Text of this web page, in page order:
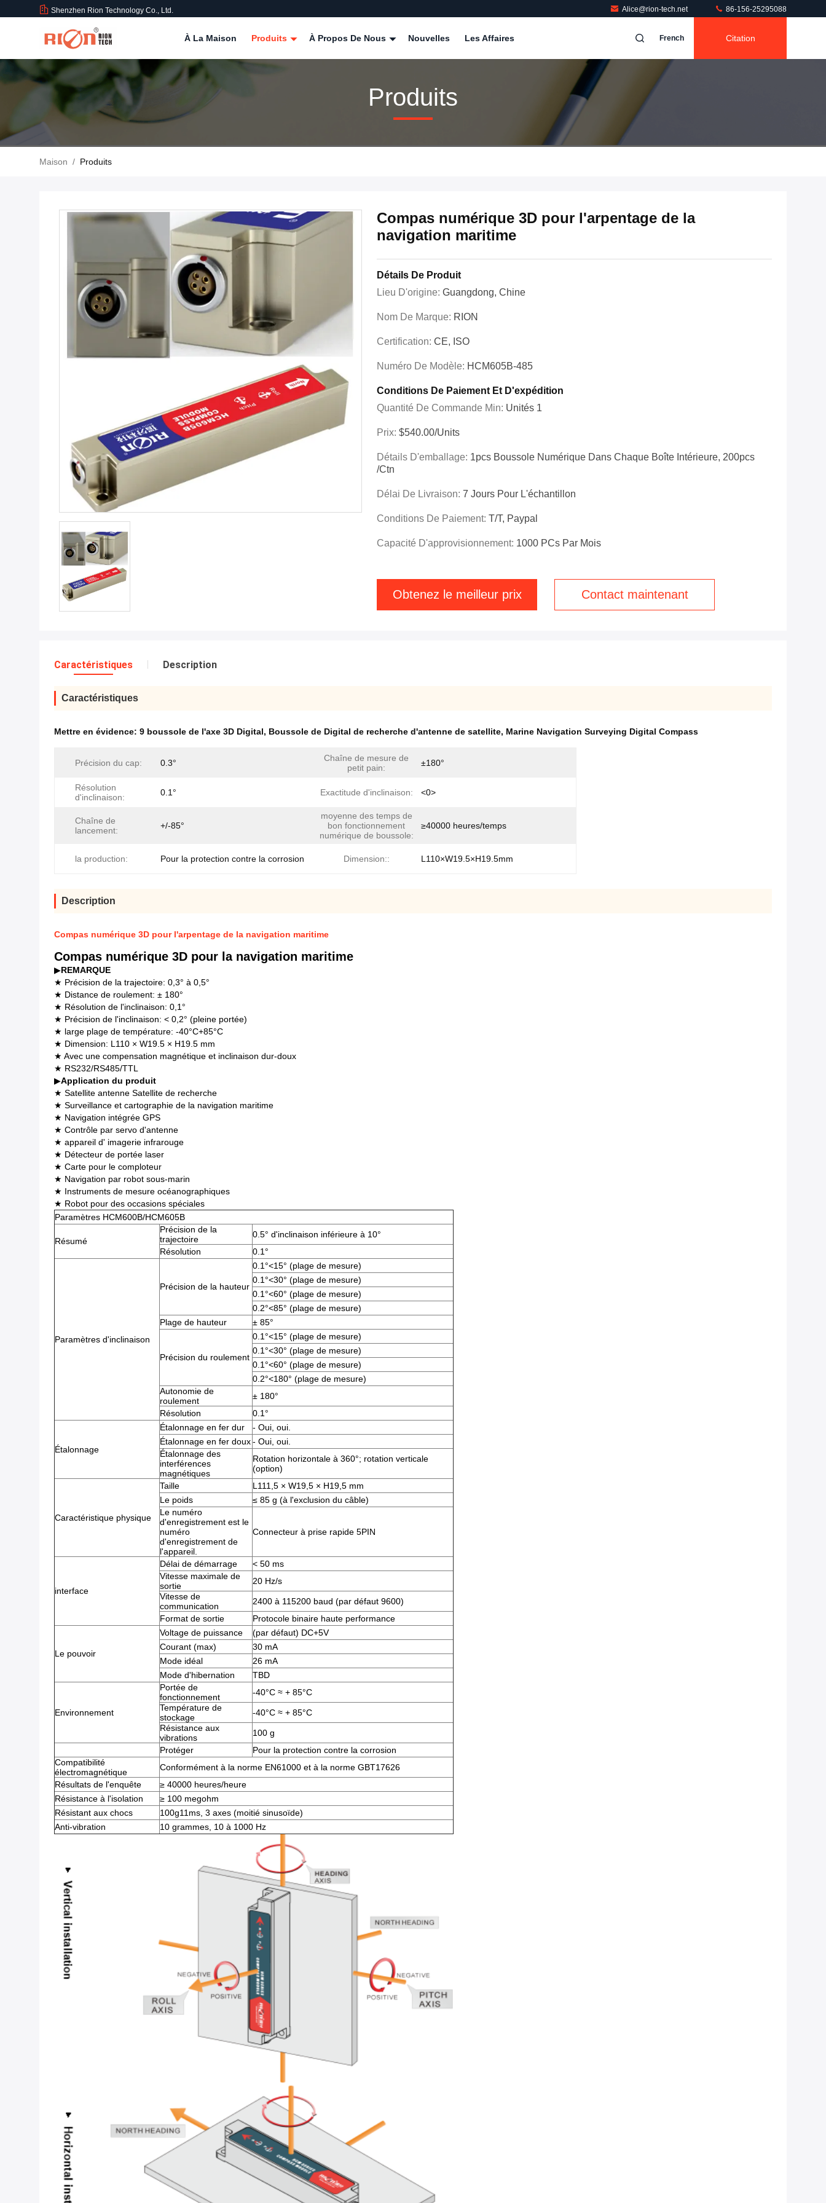
Shenzhen Rion Technology Co., Ltd. Alice@rion-tech.net 86-156-25295088
À La Maison Produits À Propos De Nous Nouvelles Les Affaires French Citation
Produits
Maison / Produits
Compas numérique 3D pour l'arpentage de la
navigation maritime
Détails De Produit
Lieu D'origine: Guangdong, Chine
Nom De Marque: RION
Certification: CE, ISO
Numéro De Modèle: HCM605B-485
Conditions De Paiement Et D'expédition
Quantité De Commande Min: Unités 1
Prix: $540.00/Units
Détails D'emballage: 1pcs Boussole Numérique Dans Chaque Boîte Intérieure, 200pcs
/ctn
Délai De Livraison: 7 Jours Pour L'échantillon
Conditions De Paiement: T/T, Paypal
Capacité D'approvisionnement: 1000 PCs Par Mois
Obtenez le meilleur prix Contact maintenant
Caractéristiques Description
Caractéristiques
Mettre en évidence: 9 boussole de l'axe 3D Digital, Boussole de Digital de recherche d'antenne de satellite, Marine Navigation Surveying Digital Compass
Précision du cap: 0.3°
Chaîne de mesure de
petit pain:
±180°
Résolution
d'inclinaison:
0.1° Exactitude d'inclinaison: <0>
Chaîne de
lancement:
+/-85°
moyenne des temps de
bon fonctionnement
numérique de boussole:
≥40000 heures/temps
la production: Pour la protection contre la corrosion Dimension:: L110×W19.5×H19.5mm
Description
Compas numérique 3D pour l'arpentage de la navigation maritime
Compas numérique 3D pour la navigation maritime
▶REMARQUE
★ Précision de la trajectoire: 0,3° à 0,5°
★ Distance de roulement: ± 180°
★ Résolution de l'inclinaison: 0,1°
★ Précision de l'inclinaison: < 0,2° (pleine portée)
★ large plage de température: -40°C+85°C
★ Dimension: L110 × W19.5 × H19.5 mm
★ Avec une compensation magnétique et inclinaison dur-doux
★ RS232/RS485/TTL
▶Application du produit
★ Satellite antenne Satellite de recherche
★ Surveillance et cartographie de la navigation maritime
★ Navigation intégrée GPS
★ Contrôle par servo d'antenne
★ appareil d' imagerie infrarouge
★ Détecteur de portée laser
★ Carte pour le comploteur
★ Navigation par robot sous-marin
★ Instruments de mesure océanographiques
★ Robot pour des occasions spéciales
Paramètres HCM600B/HCM605B
Résumé
Précision de la
trajectoire
0.5° d'inclinaison inférieure à 10°
Résolution
0.1°
Paramètres d'inclinaison
Précision de la hauteur
0.1°<15° (plage de mesure)
0.1°<30° (plage de mesure)
0.1°<60° (plage de mesure)
0.2°<85° (plage de mesure)
Plage de hauteur
± 85°
Précision du roulement
0.1°<15° (plage de mesure)
0.1°<30° (plage de mesure)
0.1°<60° (plage de mesure)
0.2°<180° (plage de mesure)
Autonomie de
roulement
± 180°
Résolution
0.1°
Étalonnage
Étalonnage en fer dur
- Oui, oui.
Étalonnage en fer doux- Oui, oui.
Étalonnage des
interférences
magnétiques
Rotation horizontale à 360°; rotation verticale
(option)
Caractéristique physique
Taille
L111,5 × W19,5 × H19,5 mm
Le poids
≤ 85 g (à l'exclusion du câble)
Le numéro
d'enregistrement est le
numéro
d'enregistrement de
l'appareil.
Connecteur à prise rapide 5PIN
interface
Délai de démarrage
< 50 ms
Vitesse maximale de
sortie
20 Hz/s
Vitesse de
communication
2400 à 115200 baud (par défaut 9600)
Format de sortie
Protocole binaire haute performance
Le pouvoir
Voltage de puissance
(par défaut) DC+5V
Courant (max)
30 mA
Mode idéal
26 mA
Mode d'hibernation
TBD
Environnement
Portée de
fonctionnement
-40°C ≈ + 85°C
Température de
stockage
-40°C ≈ + 85°C
Résistance aux
vibrations
100 g
Protéger
Pour la protection contre la corrosion
Compatibilité
électromagnétique
Conformément à la norme EN61000 et à la norme GBT17626
Résultats de l'enquête
≥ 40000 heures/heure
Résistance à l'isolation
≥ 100 megohm
Résistant aux chocs
100g11ms, 3 axes (moitié sinusoïde)
Anti-vibration
10 grammes, 10 à 1000 Hz